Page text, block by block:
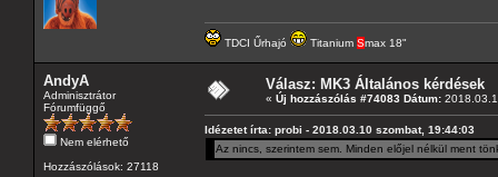
TDCI Űrhajó Titanium Smax 18"
AndyA
Adminisztrátor
Fórumfüggő
Nem elérhető
Hozzászólások: 27118
Válasz: MK3 Általános kérdések
« Új hozzászólás #74083 Dátum:
Idézetet írta: probi - 2018.03.10 szombat, 19:44:03
Az nincs, szerintem sem. Minden előjel nélkül ment